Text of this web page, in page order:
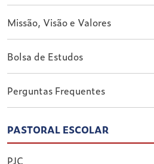
Missão, Visão e Valores
Bolsa de Estudos
Perguntas Frequentes
PASTORAL ESCOLAR
PJC